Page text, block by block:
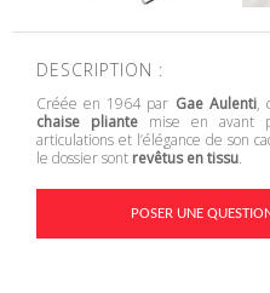
DESCRIPTION :
Créée en 1964 par Gae Aulenti,
chaise pliante mise en avant
articulations et l’élégance de son
le dossier sont revêtus en tissu.
POSER UNE